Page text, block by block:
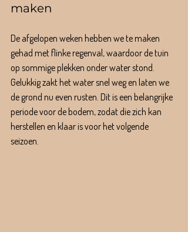
maken
De afgelopen weken hebben we te maken
gehad met flinke regenval, waardoor de tuin
op sommige plekken onder water stond.
Gelukkig zakt het water snel weg en laten we
de grond nu even rusten. Dit is een belangrijke
periode voor de bodem, zodat die zich kan
herstellen en klaar is voor het volgende
seizoen.